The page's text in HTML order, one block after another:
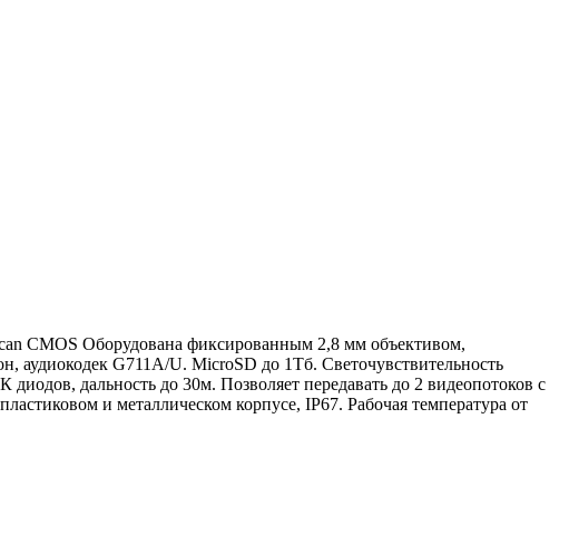
CMOS Оборудована фиксированным 2,8 мм объективом,
G711A/U. MicroSD до 1Тб. Светочувствительность
дальность до 30м. Позволяет передавать до 2 видеопотоков с
и металлическом корпусе, IP67. Рабочая температура от